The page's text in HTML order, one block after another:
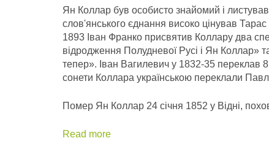
Ян Коллар був особисто знайомий і
слов'янського єднання високо цінував
1893 Іван Франко присвятив Коллару два
відродження Полудневої Русі і Ян Коллар»
тепер». Іван Вагилевич у 1832-35 переклав
сонети Коллара українською переклали
Помер Ян Коллар 24 січня 1852 у Відні,
Read more